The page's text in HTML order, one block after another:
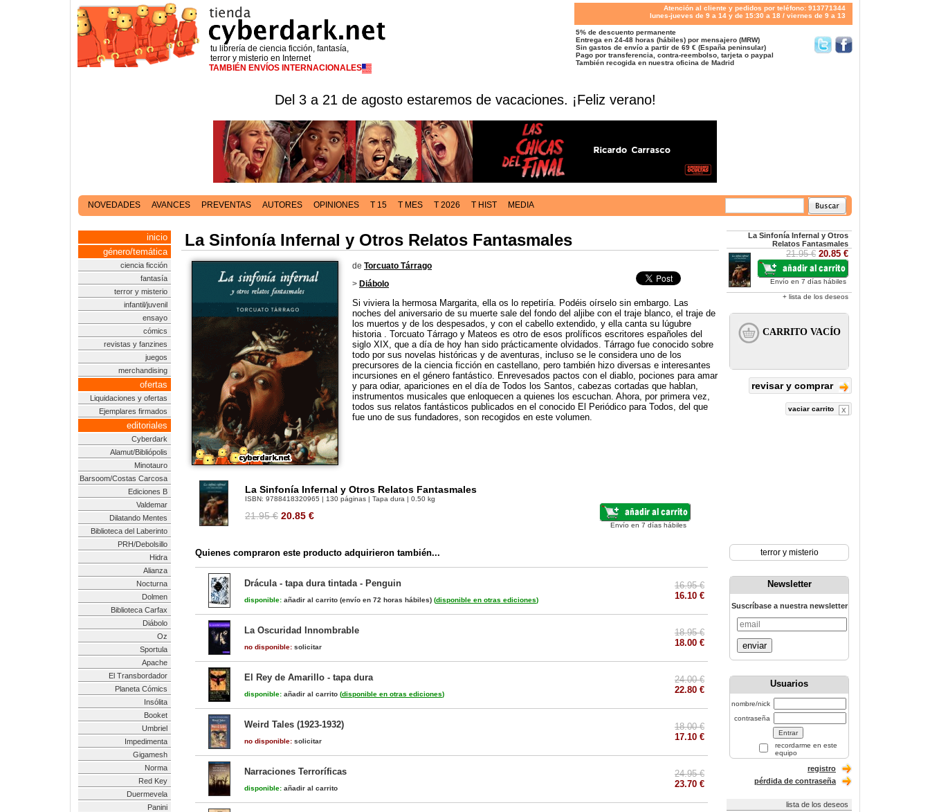
tu librería de ciencia ficción, fantasía,
terror y misterio en Internet
TAMBIÉN ENVÍOS INTERNACIONALES
Atención al cliente y pedidos por teléfono: 913771344
lunes-jueves de 9 a 14 y de 15:30 a 18 / viernes de 9 a 13
5% de descuento permanente
Entrega en 24-48 horas (hábiles) por mensajero (MRW)
Sin gastos de envío a partir de 69 € (España peninsular)
Pago por transferencia, contra-reembolso, tarjeta o paypal
También recogida en nuestra oficina de Madrid
Del 3 a 21 de agosto estaremos de vacaciones. ¡Feliz verano!
NOVEDADES AVANCES PREVENTAS AUTORES OPINIONES T 15 T MES T 2026 T HIST MEDIA
inicio
género/temática
ciencia ficción
fantasía
terror y misterio
infantil/juvenil
ensayo
cómics
revistas y fanzines
juegos
merchandising
ofertas
Liquidaciones y ofertas
Ejemplares firmados
editoriales
Cyberdark
Alamut/Bibliópolis
Minotauro
Barsoom/Costas Carcosa
Ediciones B
Valdemar
Dilatando Mentes
Biblioteca del Laberinto
PRH/Debolsillo
Hidra
Alianza
Nocturna
Dolmen
Biblioteca Carfax
Diábolo
Oz
Sportula
Apache
El Transbordador
Planeta Cómics
Insólita
Booket
Umbriel
Impedimenta
Gigamesh
Norma
Red Key
Duermevela
Panini
La Sinfonía Infernal y Otros Relatos Fantasmales
de Torcuato Tárrago
> Diábolo
Si viviera la hermosa Margarita, ella os lo repetiría. Podéis oírselo sin embargo. Las
noches del aniversario de su muerte sale del fondo del aljibe con el traje blanco, el traje de
los muertos y de los despesados, y con el cabello extendido, y ella canta su lúgubre
historia . Torcuato Tárrago y Mateos es otro de esos prolíficos escritores españoles del
siglo XIX, que a día de hoy han sido prácticamente olvidados. Tárrago fue conocido sobre
todo por sus novelas históricas y de aventuras, incluso se le considera uno de los
precursores de la ciencia ficción en castellano, pero también hizo diversas e interesantes
incursiones en el género fantástico. Enrevesados pactos con el diablo, pociones para amar
y para odiar, apariciones en el día de Todos los Santos, cabezas cortadas que hablan,
instrumentos musicales que enloquecen a quienes los escuchan. Ahora, por primera vez,
todos sus relatos fantásticos publicados en el conocido El Periódico para Todos, del que
fue uno de sus fundadores, son recogidos en este volumen.
La Sinfonía Infernal y Otros Relatos Fantasmales
ISBN: 9788418320965 | 130 páginas | Tapa dura | 0.50 kg
21.95 € 20.85 €
Envío en 7 días hábiles
Quienes compraron este producto adquirieron también...
Drácula - tapa dura tintada - Penguin
disponible: añadir al carrito (envío en 72 horas hábiles) (disponible en otras ediciones)
16.95 €
16.10 €
La Oscuridad Innombrable
no disponible: solicitar
18.95 €
18.00 €
El Rey de Amarillo - tapa dura
disponible: añadir al carrito (disponible en otras ediciones)
24.00 €
22.80 €
Weird Tales (1923-1932)
no disponible: solicitar
18.00 €
17.10 €
Narraciones Terroríficas
disponible: añadir al carrito
24.95 €
23.70 €
La Sinfonía Infernal y Otros
Relatos Fantasmales
21.95 € 20.85 €
Envío en 7 días hábiles
+ lista de los deseos
revisar y comprar
vaciar carrito
terror y misterio
Newsletter
Suscríbase a nuestra newsletter
enviar
Usuarios
nombre/nick
contraseña
recordarme en este
equipo
registro
pérdida de contraseña
lista de los deseos